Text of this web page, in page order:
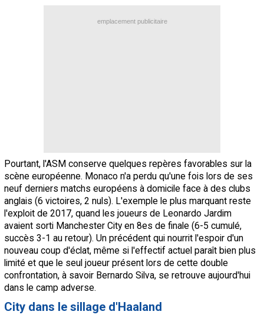
emplacement publicitaire
Pourtant, l'ASM conserve quelques repères favorables sur la
scène européenne. Monaco n'a perdu qu'une fois lors de ses
neuf derniers matchs européens à domicile face à des clubs
anglais (6 victoires, 2 nuls). L'exemple le plus marquant reste
l'exploit de 2017, quand les joueurs de Leonardo Jardim
avaient sorti Manchester City en 8es de finale (6-5 cumulé,
succès 3-1 au retour). Un précédent qui nourrit l'espoir d'un
nouveau coup d'éclat, même si l'effectif actuel paraît bien plus
limité et que le seul joueur présent lors de cette double
confrontation, à savoir Bernardo Silva, se retrouve aujourd'hui
dans le camp adverse.
City dans le sillage d'Haaland